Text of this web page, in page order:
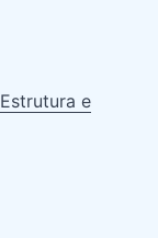
Estrutura e